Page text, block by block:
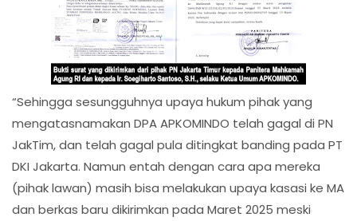
“Sehingga sesungguhnya upaya hukum pihak yang
mengatasnamakan DPA APKOMINDO telah gagal di PN
JakTim, dan telah gagal pula ditingkat banding pada PT
DKI Jakarta. Namun entah dengan cara apa mereka
(pihak lawan) masih bisa melakukan upaya kasasi ke MA
dan berkas baru dikirimkan pada Maret 2025 meski